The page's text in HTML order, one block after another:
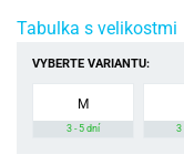
Tabulka s velikostmi
VYBERTE VARIANTU:
M
3 - 5 dní 3